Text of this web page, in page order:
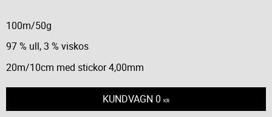
100m/50g
97 % ull, 3 % viskos
20m/10cm med stickor 4,00mm
KUNDVAGN 0 KR